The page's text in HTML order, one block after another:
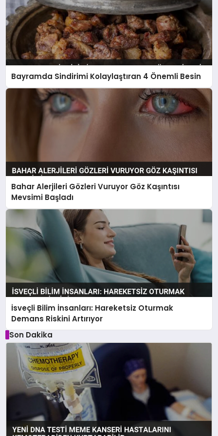
Bayramda Sindirimi Kolaylaştıran 4 Önemli Besin
Bahar Alerjileri Gözleri Vuruyor Göz Kaşıntısı
Mevsimi Başladı
İsveçli Bilim İnsanları: Hareketsiz Oturmak
Demans Riskini Artırıyor
Son Dakika